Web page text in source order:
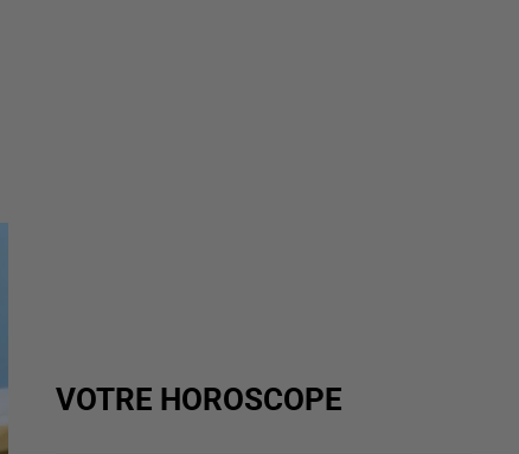
VOTRE HOROSCOPE